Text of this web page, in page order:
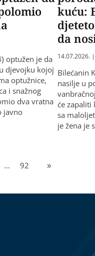
optužen je da
djevojku kojoj
optužnice,
i snažnog
dva vratna
javno
kuću:
da
14.07.2026.
Bilećanin
nasilje u
će zapaliti
sa
je žena je
… 92 »